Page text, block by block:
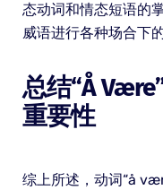
态动词和情态短语的
威语进行各种场合下的
总结“å
重要性
综上所述，动词“å